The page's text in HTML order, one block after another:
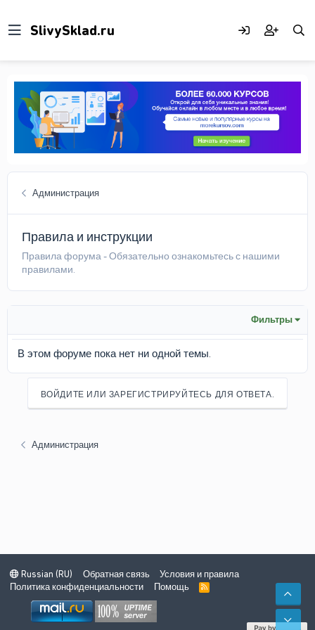
Администрация
Правила и инструкции
Правила форума - Обязательно ознакомьтесь с нашими
правилами.
Фильтры
В этом форуме пока нет ни одной темы.
ВОЙДИТЕ ИЛИ ЗАРЕГИСТРИРУЙТЕСЬ ДЛЯ ОТВЕТА.
Администрация
Russian (RU) Обратная связь
Условия и правила
Политика конфиденциальности
Помощь
R
S